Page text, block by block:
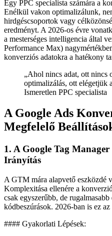
Egy PPC specialista számára a
Enélkül vakon optimalizálunk,
hirdgéscsoportok vagy
eredményt. A 2026-os évre
a mesterséges intelligencia által
Performance Max)
konverziós adatokra a hatékony
„Ahol nincs adat, ott nincs
optimalizálás, ott elégetjük
Ismeretlen PPC specialista
A Google Ads
Megfelelő
1. A Google Tag
Irányítás
A GTM mára alapvető eszközdé
Komplexitása ellenére a
csak egyszerűbb, de
kódbeszúrások. 2026-ban is ez
#### Gyakorlati Lépések: